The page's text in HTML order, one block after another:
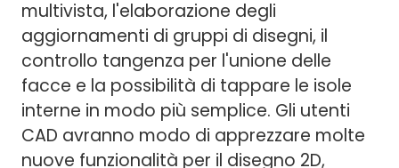
multivista, l'elaborazione degli
aggiornamenti di gruppi di disegni, il
controllo tangenza per l'unione delle
facce e la possibilità di tappare le isole
interne in modo più semplice. Gli utenti
CAD avranno modo di apprezzare molte
nuove funzionalità per il disegno 2D,